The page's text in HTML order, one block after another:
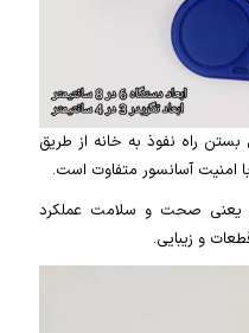
راه نفوذ به خانه از طریق
امنیت آسانسور متفاوت است.
یعنی صحت و سلامت عملکرد
و زیبایی.